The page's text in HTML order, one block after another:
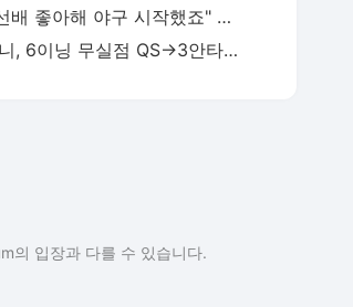
"KIA 김선빈 선배 좋아해 야구 시작했죠" 광주일고 김선빈, 포수 1순위 꿈꾼다 [인터뷰] | 스타뉴스
'대단한' 오타니, 6이닝 무실점 QS→3안타 2볼넷
의 입장과 다를 수 있습니다.